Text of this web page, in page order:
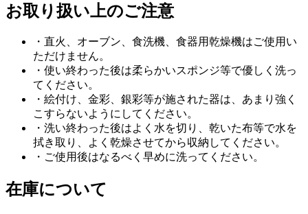
お取り扱い上のご注意
・直火、オーブン、食洗機、食器用乾燥機はご使用い
ただけません。
・使い終わった後は柔らかいスポンジ等で優しく洗っ
てください。
・絵付け、金彩、銀彩等が施された器は、あまり強く
こすらないようにしてください。
・洗い終わった後はよく水を切り、乾いた布等で水を
拭き取り、よく乾燥させてから収納してください。
・ご使用後はなるべく早めに洗ってください。
在庫について